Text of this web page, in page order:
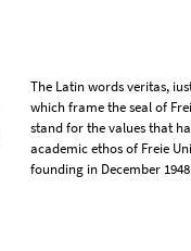
The Latin words veritas,
which frame the seal of
stand for the values that
academic ethos of Freie
founding in December